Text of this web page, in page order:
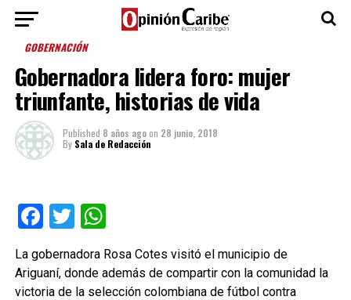
GOBERNACIÓN
Gobernadora lidera foro: mujer
triunfante, historias de vida
Published 8 años agoon 28 junio, 2018
By Sala de Redacción
Facebook
TwitterWhatsApp
La gobernadora Rosa Cotes visitó el municipio de
Ariguaní, donde además de compartir con la comunidad la
victoria de la selección colombiana de fútbol contra